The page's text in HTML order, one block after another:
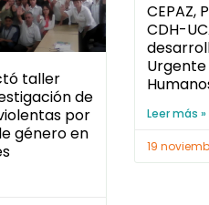
taller
de
por
género en
CEPAZ,
CDH-
Leer más »
19